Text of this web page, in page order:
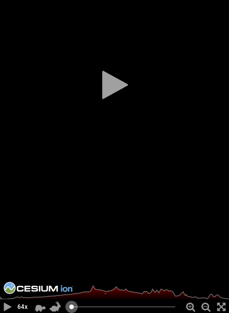
64x
ecMAPS® •CESIUM